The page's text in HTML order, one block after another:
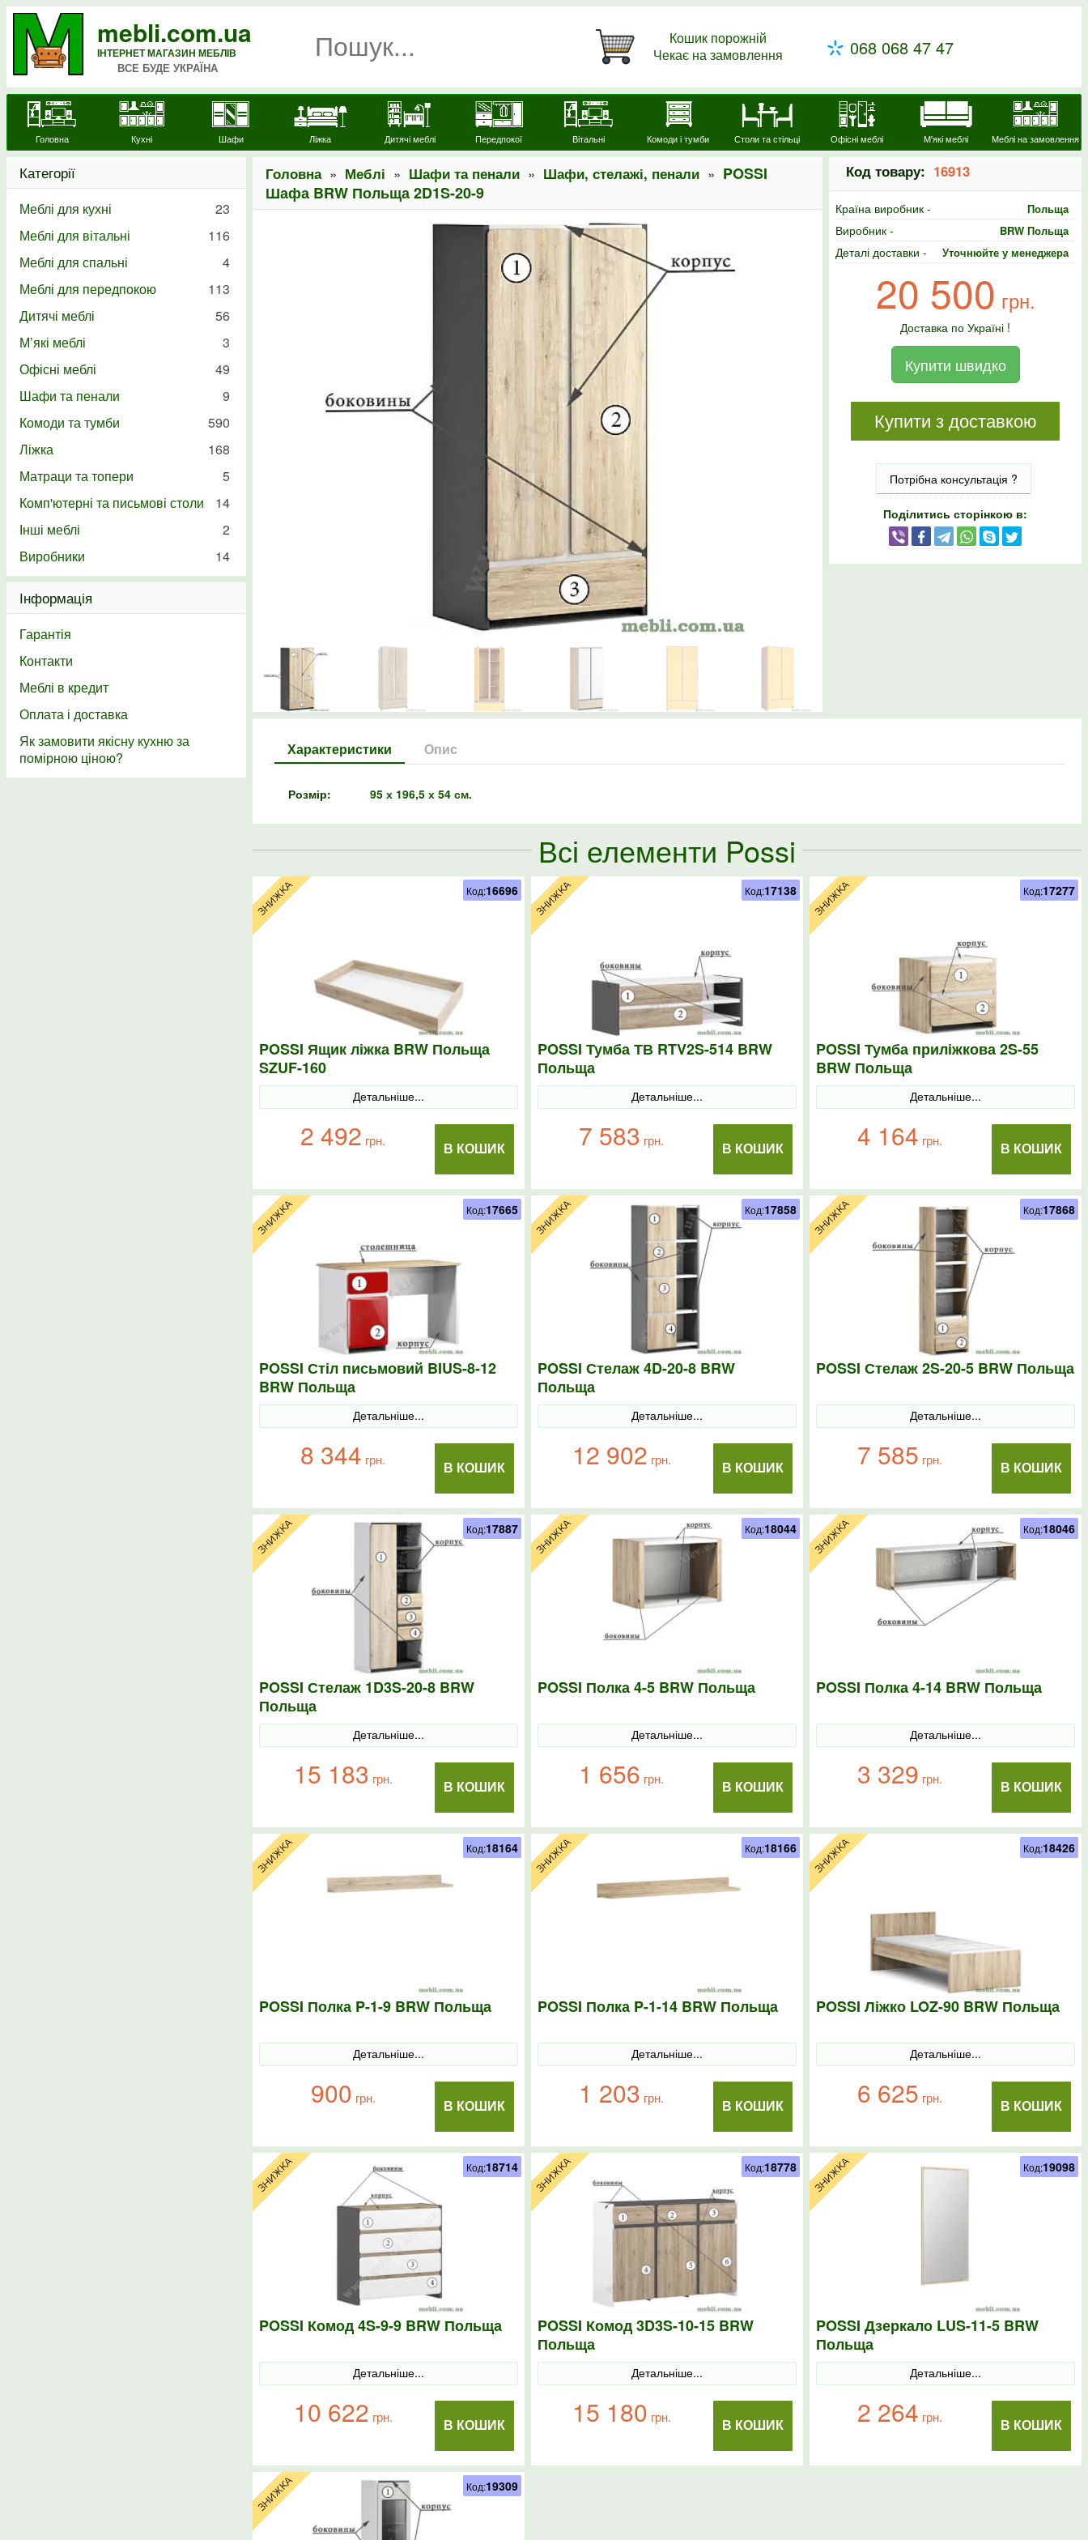
Кошик порожній
Чекає на замовлення
068 068 47 47
mebli.com.ua
ІНТЕРНЕТ МАГАЗИН МЕБЛІВ
ВСЕ БУДЕ УКРАЇНА
Головна Кухні Шафи Ліжка Дитячі меблі Передпокої Вітальні Комоди і тумби Столи та стільці Офісні меблі М'які меблі Меблі на замовлення
Головна» Меблі » Шафи та пенали » Шафи, стелажі, пенали » POSSI
Шафа BRW Польща 2D1S-20-9
Код товару: 16913
Країна виробник - Польща
Виробник - BRW Польща
Деталі доставки - Уточнюйте у менеджера
20 500 грн.
Доставка по Україні !
Купити швидко
Купити з доставкою
Потрібна консультація ?
Поділитись сторінкою в:
Характеристики Опис
Розмір: 95 х 196,5 х 54 см.
Всі елементи Possi
POSSI Ящик ліжка BRW Польща
SZUF-160
Детальніше...
В КОШИК
2 492 грн.
Код:16696
POSSI Тумба ТВ RTV2S-514 BRW
Польща
Детальніше...
В КОШИК
7 583 грн.
Код:17138
POSSI Тумба приліжкова 2S-55
BRW Польща
Детальніше...
В КОШИК
4 164 грн.
Код:17277
POSSI Стіл письмовий BIUS-8-12
BRW Польща
Детальніше...
В КОШИК
8 344 грн.
Код:17665
POSSI Стелаж 4D-20-8 BRW
Польща
Детальніше...
В КОШИК
12 902 грн.
Код:17858
POSSI Стелаж 2S-20-5 BRW Польща
Детальніше...
В КОШИК
7 585 грн.
Код:17868
POSSI Стелаж 1D3S-20-8 BRW
Польща
Детальніше...
В КОШИК
15 183 грн.
Код:17887
POSSI Полка 4-5 BRW Польща
Детальніше...
В КОШИК
1 656 грн.
Код:18044
POSSI Полка 4-14 BRW Польща
Детальніше...
В КОШИК
3 329 грн.
Код:18046
POSSI Полка P-1-9 BRW Польща
Детальніше...
В КОШИК
900 грн.
Код:18164
POSSI Полка P-1-14 BRW Польща
Детальніше...
В КОШИК
1 203 грн.
Код:18166
POSSI Ліжко LOZ-90 BRW Польща
Детальніше...
В КОШИК
6 625 грн.
Код:18426
POSSI Комод 4S-9-9 BRW Польща
Детальніше...
В КОШИК
10 622 грн.
Код:18714
POSSI Комод 3D3S-10-15 BRW
Польща
Детальніше...
В КОШИК
15 180 грн.
Код:18778
POSSI Дзеркало LUS-11-5 BRW
Польща
Детальніше...
В КОШИК
2 264 грн.
Код:19098
Код:19309
Категорії
Меблі для кухні
23
Меблі для вітальні
116
Меблі для спальні
4
Меблі для передпокою
113
Дитячі меблі
56
М’які меблі
3
Офісні меблі
49
Шафи та пенали
9
Комоди та тумби
590
Ліжка
168
Матраци та топери
5
Комп'ютерні та письмові столи
14
Інші меблі
2
Виробники
14
Інформація
Гарантія
Контакти
Меблі в кредит
Оплата і доставка
Як замовити якісну кухню за
помірною ціною?